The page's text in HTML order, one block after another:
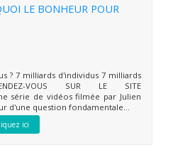
LE BONHEUR POUR
? 7 milliards d'individus 7 milliards
VOUS SUR LE SITE
série de vidéos filmée par Julien
d'une question fondamentale...
ici